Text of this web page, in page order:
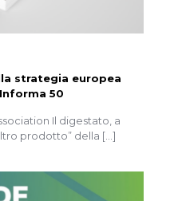
strategia europea
50
Il digestato, a
prodotto” della […]